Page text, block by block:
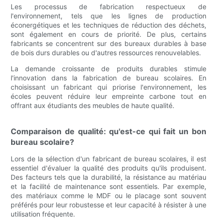
Les processus de fabrication respectueux de
l'environnement, tels que les lignes de production
éconergétiques et les techniques de réduction des déchets,
sont également en cours de priorité. De plus, certains
fabricants se concentrent sur des bureaux durables à base
de bois durs durables ou d'autres ressources renouvelables.
La demande croissante de produits durables stimule
l'innovation dans la fabrication de bureau scolaires. En
choisissant un fabricant qui priorise l'environnement, les
écoles peuvent réduire leur empreinte carbone tout en
offrant aux étudiants des meubles de haute qualité.
Comparaison de qualité: qu'est-ce qui fait un bon
bureau scolaire?
Lors de la sélection d'un fabricant de bureau scolaires, il est
essentiel d'évaluer la qualité des produits qu'ils produisent.
Des facteurs tels que la durabilité, la résistance au matériau
et la facilité de maintenance sont essentiels. Par exemple,
des matériaux comme le MDF ou le placage sont souvent
préférés pour leur robustesse et leur capacité à résister à une
utilisation fréquente.